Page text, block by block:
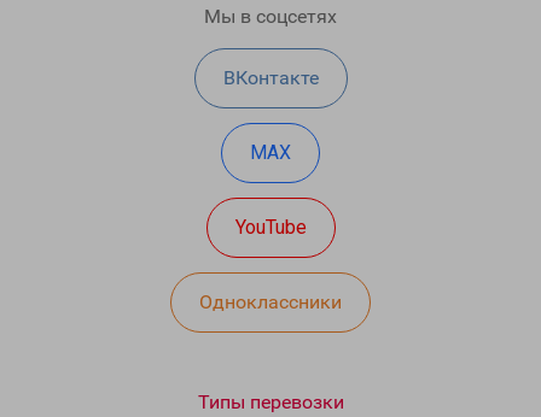
Мы в соцсетях
ВКонтакте
MAX
YouTube
Одноклассники
Типы перевозки